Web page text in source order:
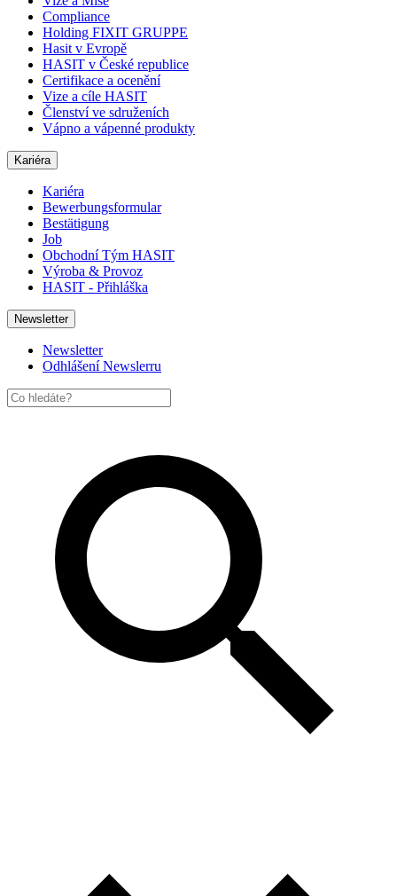
Compliance
Holding FIXIT GRUPPE
Hasit v Evropě
HASIT v České republice
Certifikace a ocenění
Vize a cíle HASIT
Členství ve sdruženích
Vápno a vápenné produkty
Kariéra
Kariéra
Bewerbungsformular
Bestätigung
Job
Obchodní Tým HASIT
Výroba & Provoz
HASIT - Přihláška
Newsletter
Newsletter
Odhlášení Newslerru